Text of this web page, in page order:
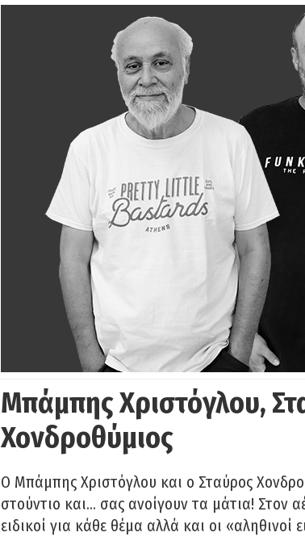
Μπάμπης Χριστόγλου,
Χονδροθύμιος
O Μπάμπης Χριστόγλου και ο Σταύρος
στούντιο και… σας ανοίγουν τα μάτια! Στον
ειδικοί για κάθε θέμα αλλά και οι «αληθινοί